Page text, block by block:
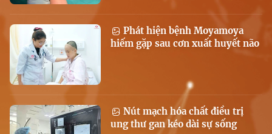
Phát hiện bệnh Moyamoya
hiếm gặp sau cơn xuất huyết não
Nút mạch hóa chất điều trị
ung thư gan kéo dài sự sống